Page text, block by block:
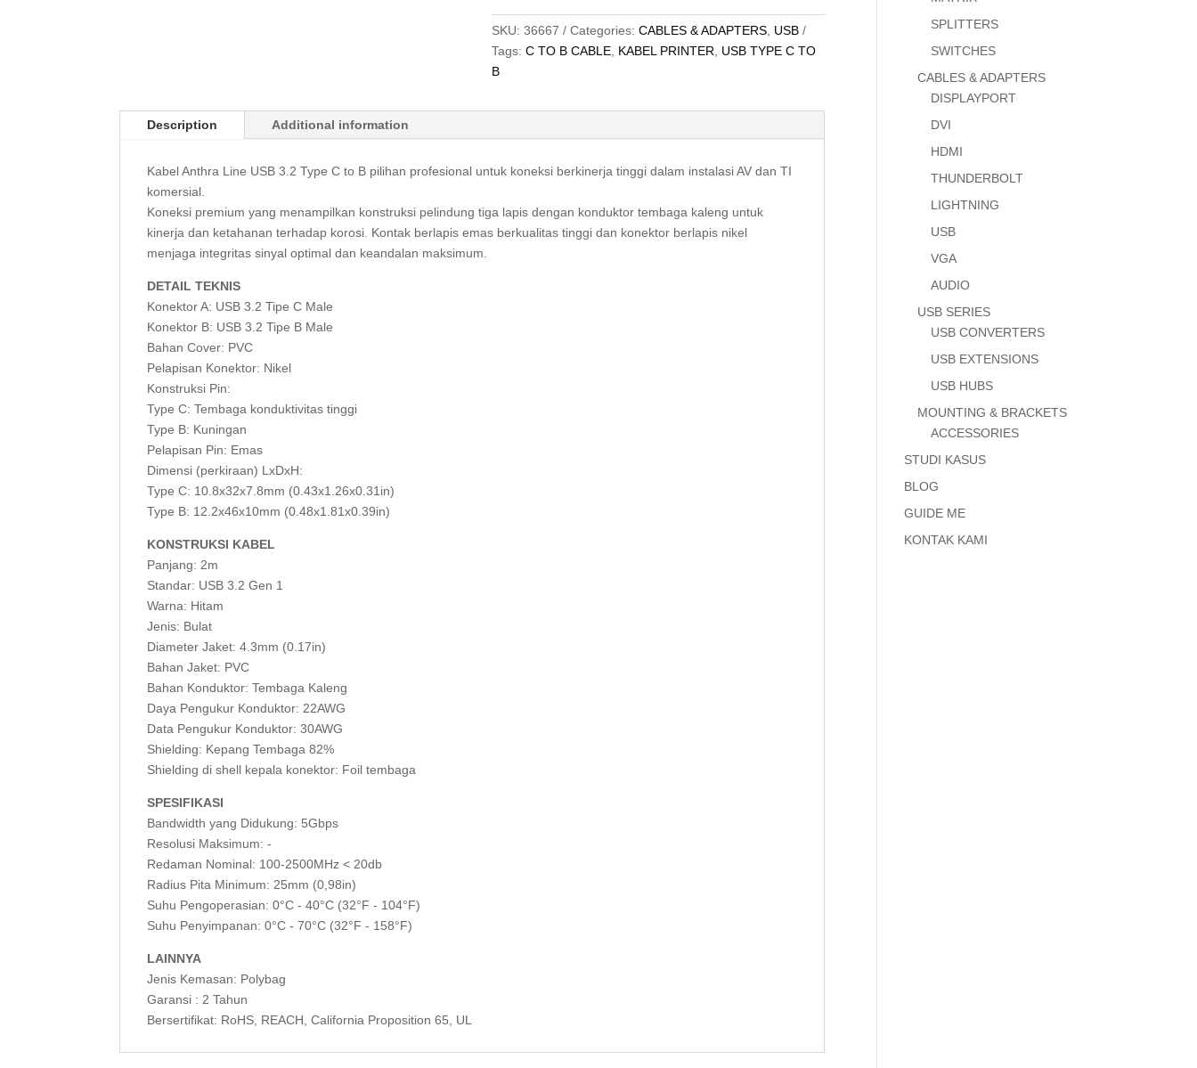
SKU: 36667 Categories: CABLES & ADAPTERS, USB
Tags: C TO B CABLE, KABEL PRINTER
USB TYPE C TO
B
Description Additional information
Kabel Anthra Line USB 3.2 Type C to B pilihan profesional untuk koneksi berkinerja tinggi dalam instalasi AV dan TI
komersial.
Koneksi premium yang menampilkan konstruksi pelindung tiga lapis dengan konduktor tembaga kaleng untuk
kinerja dan ketahanan terhadap korosi. Kontak berlapis emas berkualitas tinggi dan konektor berlapis nikel
menjaga integritas sinyal optimal dan keandalan maksimum.
DETAIL TEKNIS
Konektor A: USB 3.2 Tipe C Male
Konektor B: USB 3.2 Tipe B Male
Bahan Cover: PVC
Pelapisan Konektor: Nikel
Konstruksi Pin:
Type C: Tembaga konduktivitas tinggi
Type B: Kuningan
Pelapisan Pin: Emas
Dimensi (perkiraan) LxDxH:
Type C: 10.8x32x7.8mm (0.43x1.26x0.31in)
Type B: 12.2x46x10mm (0.48x1.81x0.39in)
KONSTRUKSI KABEL
Panjang: 2m
Standar: USB 3.2 Gen 1
Warna: Hitam
Jenis: Bulat
Diameter Jaket: 4.3mm (0.17in)
Bahan Jaket: PVC
Bahan Konduktor: Tembaga Kaleng
Daya Pengukur Konduktor: 22AWG
Data Pengukur Konduktor: 30AWG
Shielding: Kepang Tembaga 82%
Shielding di shell kepala konektor: Foil tembaga
SPESIFIKASI
Bandwidth yang Didukung: 5Gbps
Resolusi Maksimum: -
Redaman Nominal: 100-2500MHz < 20db
Radius Pita Minimum: 25mm (0,98in)
Suhu Pengoperasian: 0°C - 40°C (32°F - 104°F)
Suhu Penyimpanan: 0°C - 70°C (32°F - 158°F)
LAINNYA
Jenis Kemasan: Polybag
Garansi : 2 Tahun
Bersertifikat: RoHS, REACH, California Proposition 65, UL
SPLITTERS
SWITCHES
CABLES & ADAPTERS
DISPLAYPORT
DVI
HDMI
THUNDERBOLT
LIGHTNING
USB
VGA
AUDIO
USB SERIES
USB CONVERTERS
USB EXTENSIONS
USB HUBS
MOUNTING & BRACKETS
ACCESSORIES
STUDI KASUS
BLOG
GUIDE ME
KONTAK KAMI